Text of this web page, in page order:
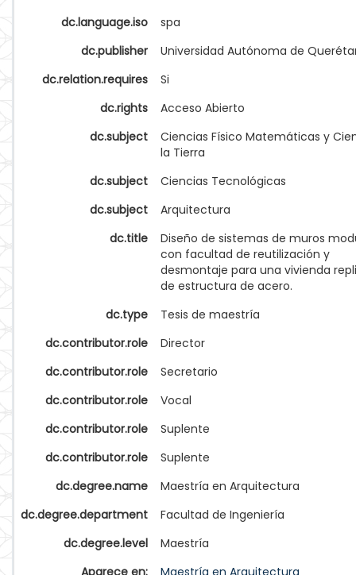
dc.language.iso
spa
dc.publisher
Universidad Autónoma de
dc.relation.requires
Si
dc.rights
Acceso Abierto
dc.subject
Ciencias Físico Matemáticas y
la Tierra
dc.subject
Ciencias Tecnológicas
dc.subject
Arquitectura
dc.title
Diseño de sistemas de muros
con facultad de reutilización y
desmontaje para una vivienda
de estructura de acero.
dc.type
Tesis de maestría
dc.contributor.role
Director
dc.contributor.role
Secretario
dc.contributor.role
Vocal
dc.contributor.role
Suplente
dc.contributor.role
Suplente
dc.degree.name
Maestría en Arquitectura
dc.degree.department
Facultad de Ingeniería
dc.degree.level
Maestría
Aparece en:
Maestría en Arquitectura